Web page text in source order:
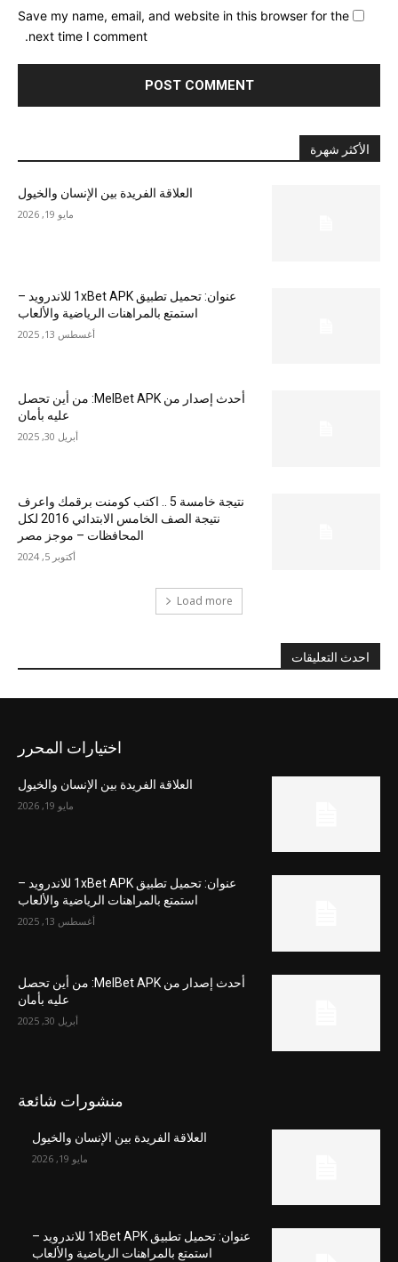
Save my name, email, and website in this browser for the
next time I comment.
الأكثر شهرة
العلاقة الفريدة بين الإنسان والخيول
مايو 19, 2026
عنوان: تحميل تطبيق 1xBet APK للاندرويد –
استمتع بالمراهنات الرياضية والألعاب
أغسطس 13, 2025
أحدث إصدار من MelBet APK: من أين تحصل
عليه بأمان
أبريل 30, 2025
نتيجة خامسة 5 .. اكتب كومنت برقمك واعرف
نتيجة الصف الخامس الابتدائي 2016 لكل
المحافظات – موجز مصر
أكتوبر 5, 2024
Load more
احدث التعليقات
اختيارات المحرر
العلاقة الفريدة بين الإنسان والخيول
مايو 19, 2026
عنوان: تحميل تطبيق 1xBet APK للاندرويد –
استمتع بالمراهنات الرياضية والألعاب
أغسطس 13, 2025
أحدث إصدار من MelBet APK: من أين تحصل
عليه بأمان
أبريل 30, 2025
منشورات شائعة
العلاقة الفريدة بين الإنسان والخيول
مايو 19, 2026
عنوان: تحميل تطبيق 1xBet APK للاندرويد –
استمتع بالمراهنات الرياضية والألعاب